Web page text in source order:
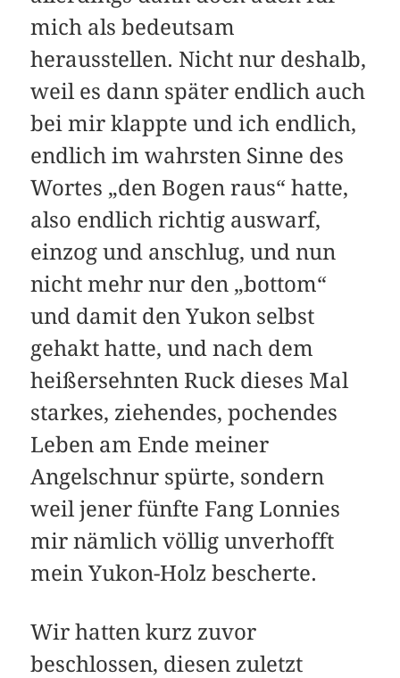
mich als bedeutsam
herausstellen. Nicht nur deshalb,
weil es dann später endlich auch
bei mir klappte und ich endlich,
endlich im wahrsten Sinne des
Wortes „den Bogen raus“ hatte,
also endlich richtig auswarf,
einzog und anschlug, und nun
nicht mehr nur den „bottom“
und damit den Yukon selbst
gehakt hatte, und nach dem
heißersehnten Ruck dieses Mal
starkes, ziehendes, pochendes
Leben am Ende meiner
Angelschnur spürte, sondern
weil jener fünfte Fang Lonnies
mir nämlich völlig unverhofft
mein Yukon-Holz bescherte.
Wir hatten kurz zuvor
beschlossen, diesen zuletzt